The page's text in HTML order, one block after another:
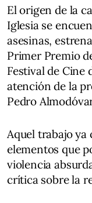
El origen de la
Iglesia se
asesinas,
Primer Premio
Festival de Cine
atención de la
Pedro
Aquel trabajo ya
elementos que
violencia
crítica sobre la